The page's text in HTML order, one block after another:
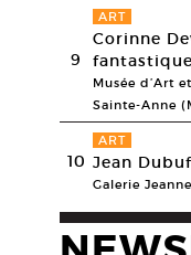
Ackroyd & Harvey,Park Ave
Void Contemporary
9
ART
Corinne
fantastique
Musée d’Art
Sainte-Anne
10
ART
Jean
Galerie